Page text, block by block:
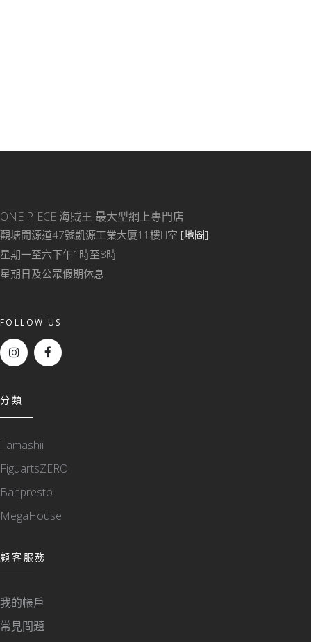
ONE PIECE 海賊王 最大型網上專門店
觀塘開源道47號凱源工業大廈11樓H室 [地圖]
星期一至六下午1時至8時
星期日及公眾假期休息
FOLLOW US
分類
Tamashii
FiguartsZERO
Banpresto
MegaHouse
顧客服務
我的帳戶
常見問題